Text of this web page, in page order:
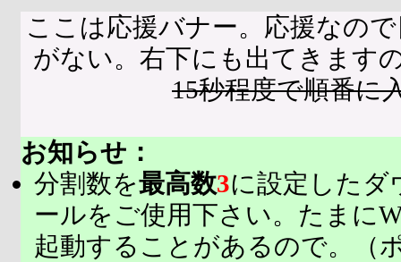
ここは応援バナー。応援なの
がない。右下にも出てきます
15秒程度で順番に
お知らせ：
分割数を最高数3に設定したダ
ールをご使用下さい。たまに
起動することがあるので。（